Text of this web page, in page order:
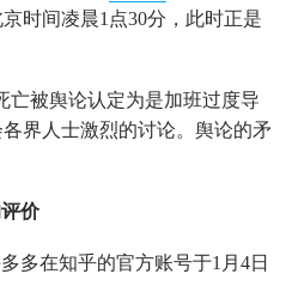
时间凌晨1点30分，此时正是
亡被舆论认定为是加班过度导
界人士激烈的讨论。舆论的矛
价
多在知乎的官方账号于1月4日